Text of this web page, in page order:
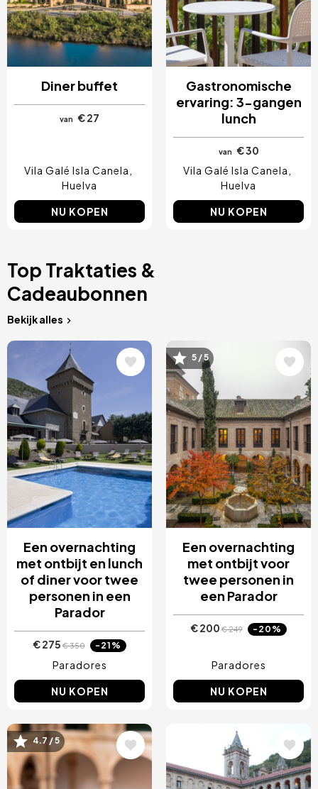
Diner buffet
van € 27
Vila Galé Isla Canela
Huelva
NU KOPEN
Gastronomische
ervaring: 3-gangen
lunch
van € 30
Vila Galé Isla Canela
Huelva
NU KOPEN
Top Traktaties &
Cadeaubonnen
Bekijk alles
Afbeelding
Een overnachting
met ontbijt en lunch
of diner voor twee
personen in een
Parador
€ 275€ 350 -21%
Paradores
NU KOPEN
Afbeelding
5 / 5
Een overnachting
met ontbijt voor
twee personen in
een Parador
€ 200€ 249 -20%
Paradores
NU KOPEN
Afbeelding
4.7 / 5 Afbeelding